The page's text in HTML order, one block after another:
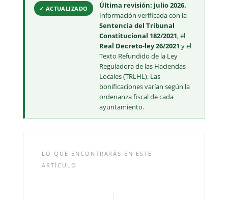
✓ ACTUALIZADO
Última revisión: julio 2026.
Información verificada con la
Sentencia del Tribunal
Constitucional 182/2021, el
Real Decreto-ley 26/2021 y el
Texto Refundido de la Ley
Reguladora de las Haciendas
Locales (TRLHL). Las
bonificaciones varían según la
ordenanza fiscal de cada
ayuntamiento.
LO QUE ENCONTRARÁS EN ESTE
ARTÍCULO